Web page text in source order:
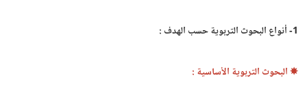
1- أنواع البحوث التربوية حسب الهدف :
✵ البحوث التربوية الأساسية :